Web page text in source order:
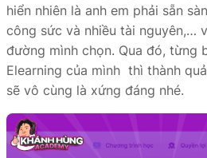
hiển nhiên là anh em phải sẵn
công sức và nhiều tài nguyên,…
đường mình chọn. Qua đó, từng
Elearning của mình thì thành
sẽ vô cùng là xứng đáng nhé.